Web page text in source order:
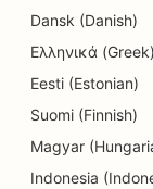
SEO
SEO
SEO
SEO
Dansk (Danish)
Ελληνικά (Greek)
Eesti (Estonian)
Suomi (Finnish)
Magyar
Indonesia